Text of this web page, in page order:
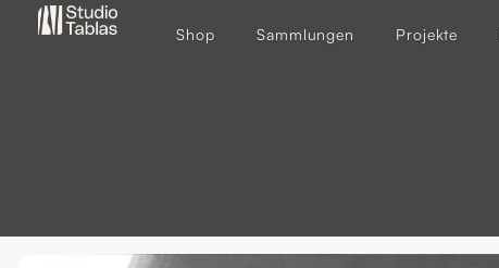
Shop Sammlungen Projekte